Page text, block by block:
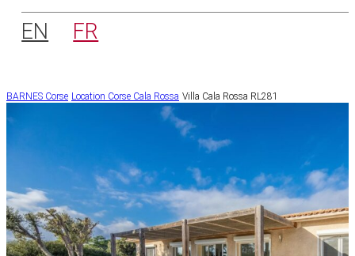
EN FR
BARNES Corse Location Corse Cala Rossa Villa Cala Rossa RL281